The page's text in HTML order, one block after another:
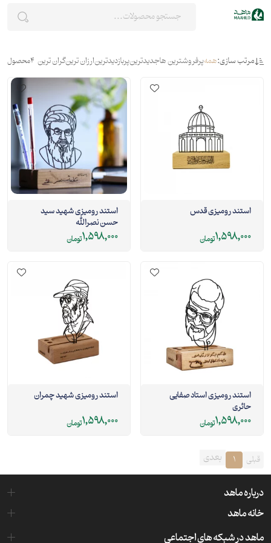
مرتب سازی:همهپرفروشترین هاجدیدترینپربازدیدترینارزان ترینگران ترین 4محصول
استند رومیزی قدس
1,598,000تومان
استند رومیزی شهید سید
حسن نصرالله
1,598,000تومان
استند رومیزی استاد صفایی
حائری
1,598,000تومان
استند رومیزی شهید چمران
1,598,000تومان
قبلی 1 بعدی
درباره ماهد
خانه ماهد
ماهد در شبکه های اجتماعی